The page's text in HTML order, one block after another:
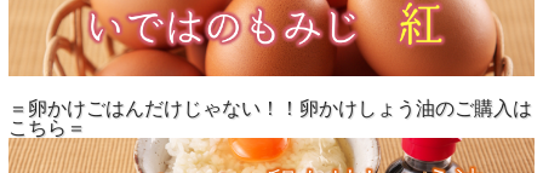
＝卵かけごはんだけじゃない！！卵かけしょう油のご購入は
こちら＝